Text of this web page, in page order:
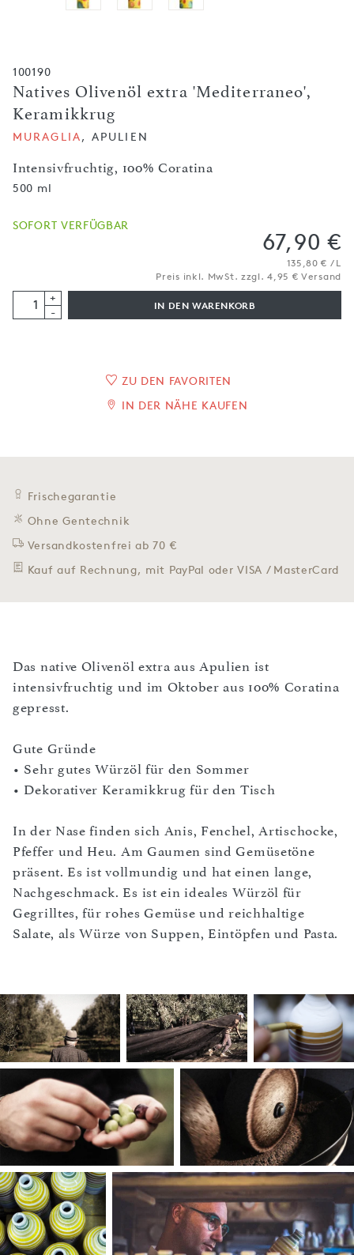
100190
Natives Olivenöl extra 'Mediterraneo',
Keramikkrug
Intensivfruchtig, 100% Coratina
MURAGLIA, APULIEN
500 ml
SOFORT VERFÜGBAR
67,90 €
135,80 € / L
Preis inkl. MwSt. zzgl. 4,95 € Versand
+
-
IN DEN WARENKORB
ZU DEN FAVORITEN
IN DER NÄHE KAUFEN
Frischegarantie
Ohne Gentechnik
Versandkostenfrei ab 70 €
Kauf auf Rechnung, mit PayPal oder VISA / MasterCard
Das native Olivenöl extra aus Apulien ist
intensivfruchtig und im Oktober aus 100% Coratina
gepresst.
Gute Gründe
• Sehr gutes Würzöl für den Sommer
• Dekorativer Keramikkrug für den Tisch
In der Nase finden sich Anis, Fenchel, Artischocke,
Pfeffer und Heu. Am Gaumen sind Gemüsetöne
präsent. Es ist vollmundig und hat einen lange,
Nachgeschmack. Es ist ein ideales Würzöl für
Gegrilltes, für rohes Gemüse und reichhaltige
Salate, als Würze von Suppen, Eintöpfen und Pasta.